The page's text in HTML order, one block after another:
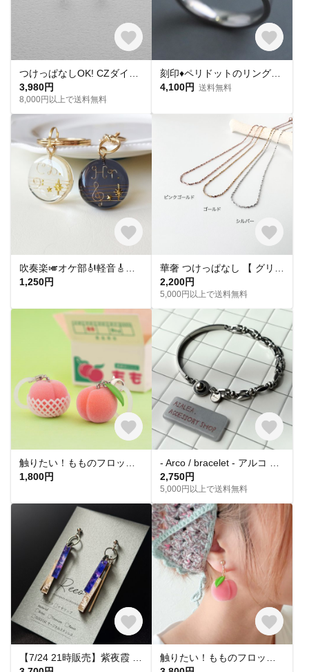
3,980円
8,000円以上で送料無料
4,100円 送料無料
1,250円
2,200円
5,000円以上で送料無料
1,800円
2,750円
5,000円以上で送料無料